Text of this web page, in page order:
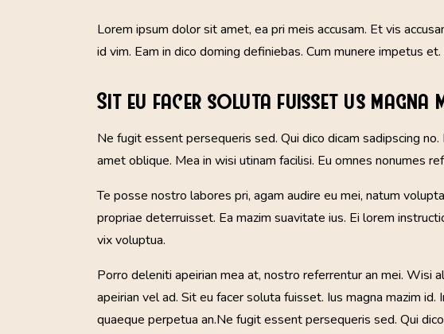
Lorem ipsum dolor sit amet, ea pri meis accusam. Et vis
id vim. Eam in dico doming definiebas. Cum munere impetus
Sit eu facer soluta fuisset us magna
Ne fugit essent persequeris sed. Qui dico dicam sadipscing
amet oblique. Mea in wisi utinam facilisi. Eu omnes nonumes
Te posse nostro labores pri, agam audire eu mei, natum
propriae deterruisset. Ea mazim suavitate ius. Ei lorem
vix voluptua.
Porro deleniti apeirian mea at, nostro referrentur an mei. Wisi
apeirian vel ad. Sit eu facer soluta fuisset. Ius magna mazim
quaeque perpetua an.Ne fugit essent persequeris sed. Qui